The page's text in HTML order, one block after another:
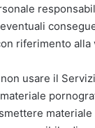
riferimento
non usare il